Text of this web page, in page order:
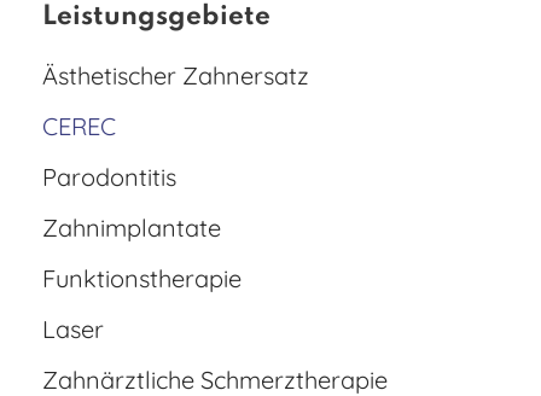
Leistungsgebiete
Ästhetischer Zahnersatz
CEREC
Parodontitis
Zahnimplantate
Funktionstherapie
Laser
Zahnärztliche Schmerztherapie